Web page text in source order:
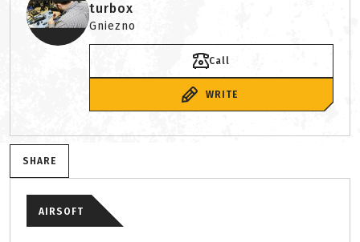
turbox
Gniezno
Call
WRITE
SHARE
AIRSOFT